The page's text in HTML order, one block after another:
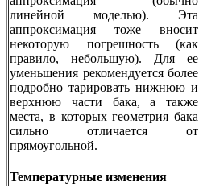
линейной моделью). Эта
аппроксимация тоже вносит
некоторую погрешность (как
правило, небольшую). Для ее
уменьшения рекомендуется более
подробно тарировать нижнюю и
верхнюю части бака, а также
места, в которых геометрия бака
сильно отличается от
прямоугольной.
Температурные изменения